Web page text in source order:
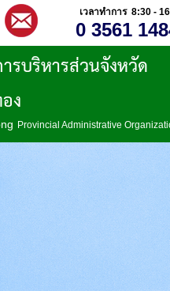
เวลาทำการ 8:30 -
0 3561
รบริหารส่วนจังหวัด
ง
Provincial Administrative